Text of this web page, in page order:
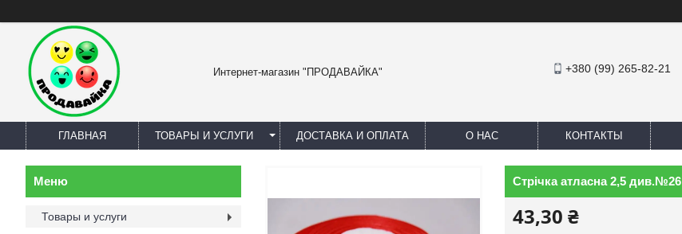
Интернет-магазин "ПРОДАВАЙКА" +380 (99) 265-82-21
ГЛАВНАЯ ТОВАРЫ И УСЛУГИ ДОСТАВКА И ОПЛАТА О НАС КОНТАКТЫ
Стрічка атласна 2,5 див.№26
43,30 ₴
Товары и услуги